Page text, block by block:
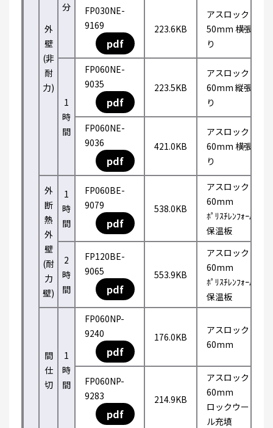
外
壁
(非
耐
力)
分
FP030NE-
9169
pdf
223.6KB
アスロック
50mm 横張
り
1
時
間
FP060NE-
9035
pdf
223.5KB
アスロック
60mm 縦張
り
FP060NE-
9036
pdf
421.0KB
アスロック
60mm 横張
り
外
断
熱
外
壁
(耐
力
壁)
1
時
間
FP060BE-
9079
pdf
538.0KB
アスロック
60mm
ﾎﾟﾘｽﾁﾚﾝﾌｫｰﾑ
保温板
2
時
間
FP120BE-
9065
pdf
553.9KB
アスロック
60mm
ﾎﾟﾘｽﾁﾚﾝﾌｫｰﾑ
保温板
間
仕
切
1
時
間
FP060NP-
9240
pdf
176.0KB
アスロック
60mm
FP060NP-
9283
pdf
214.9KB
アスロック
60mm
ロックウー
ル充填